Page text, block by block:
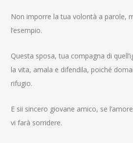
Non imporre la tua volontà a parole,
l’esempio.
Questa sposa, tua compagna di
la vita, amala e difendila, poiché
rifugio.
E sii sincero giovane amico, se
vi farà sorridere.